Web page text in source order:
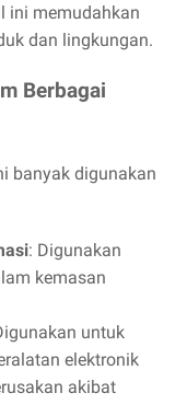
ini memudahkan
dan lingkungan.
Berbagai
banyak digunakan
: Digunakan
kemasan
untuk
elektronik
akibat